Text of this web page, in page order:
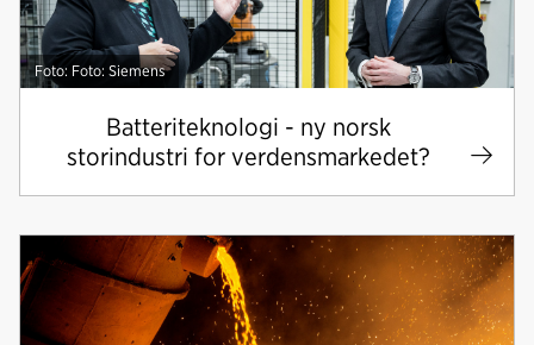
Foto: Foto: Siemens
Batteriteknologi - ny norsk
storindustri for verdensmarkedet?